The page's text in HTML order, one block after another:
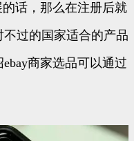
话，那么在注册后就
过的国家适合的产品
商家选品可以通过